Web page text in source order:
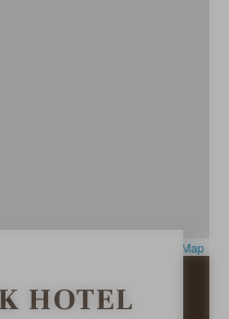
OpenStreetMap
HOTEL